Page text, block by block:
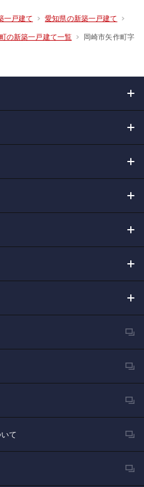
一戸建て 愛知県の新築一戸建て
の新築一戸建て一覧 岡崎市矢作町字
て